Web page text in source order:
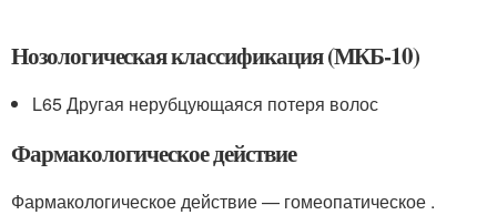
Нозологическая классификация (МКБ-10)
L65 Другая нерубцующаяся потеря волос
Фармакологическое действие
Фармакологическое действие — гомеопатическое .